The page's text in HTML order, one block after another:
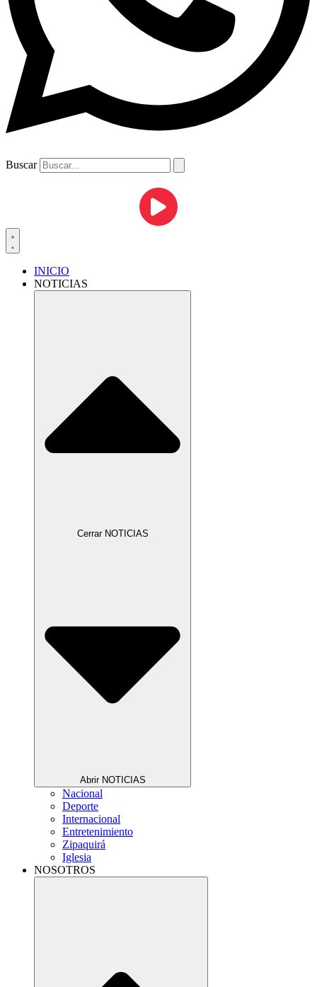
Buscar
INICIO
NOTICIAS
Cerrar NOTICIAS
Abrir NOTICIAS
Nacional
Deporte
Internacional
Entretenimiento
Zipaquirá
Iglesia
NOSOTROS